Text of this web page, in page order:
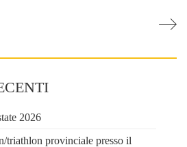
2026
triathlon provinciale presso il